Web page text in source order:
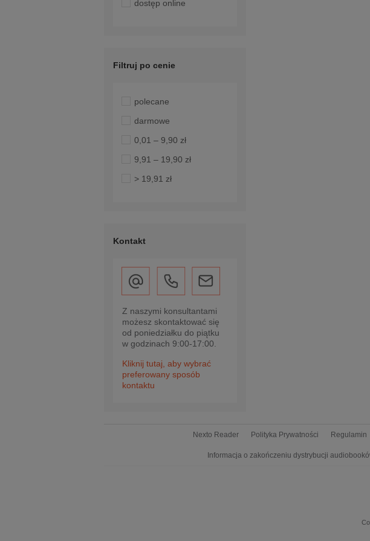
dostęp online
Filtruj po cenie
polecane
darmowe
0,01 – 9,90 zł
9,91 – 19,90 zł
> 19,91 zł
Kontakt
Z naszymi konsultantami
możesz skontaktować się
od poniedziałku do piątku
w godzinach 9:00-17:00.
Kliknij tutaj, aby wybrać
preferowany sposób
kontaktu
Nexto Reader Polityka Prywatności Regulamin
Informacja o zakończeniu dystrybucji